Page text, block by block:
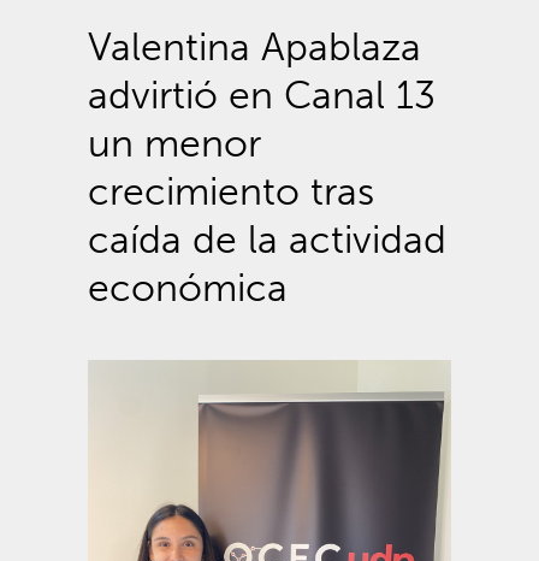
Valentina Apablaza
advirtió en Canal 13
un menor
crecimiento tras
caída de la actividad
económica